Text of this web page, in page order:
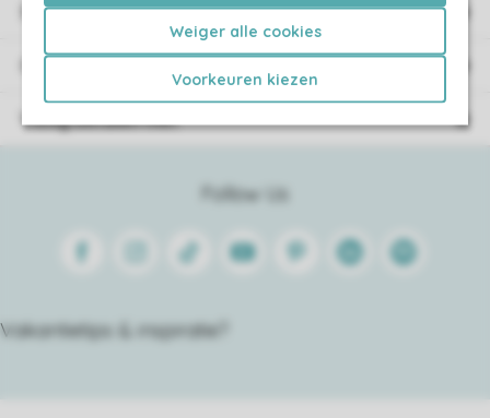
Weiger alle cookies
Voorkeuren kiezen
Follow Us
FacebookInstagram
Tiktok Youtube PinterestLinkedinSpotify
Vakantietips & inspiratie?
Service
Over Roompot
Veilig betalen met